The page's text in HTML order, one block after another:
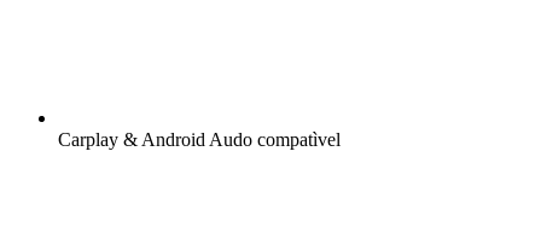
Carplay & Android Audo compatìvel